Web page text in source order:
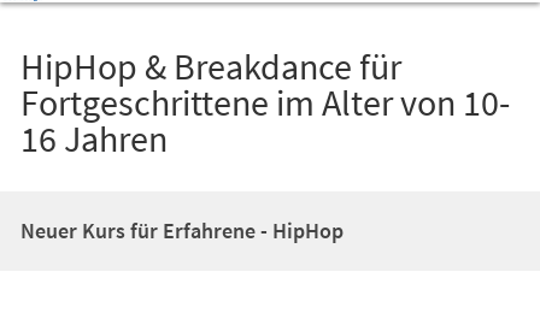
HipHop & Breakdance für
Fortgeschrittene im Alter von 10-
16 Jahren
Neuer Kurs für Erfahrene - HipHop